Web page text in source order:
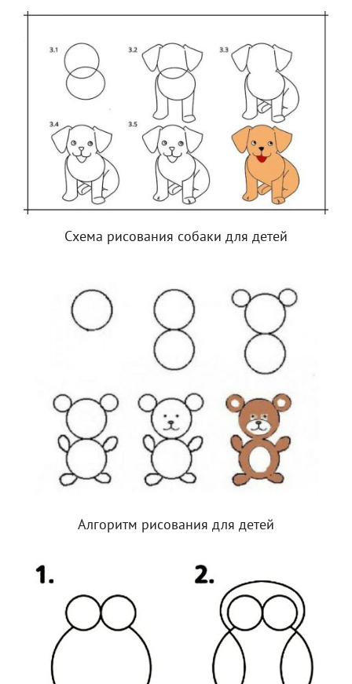
Схема рисования собаки для детей
Алгоритм рисования для детей